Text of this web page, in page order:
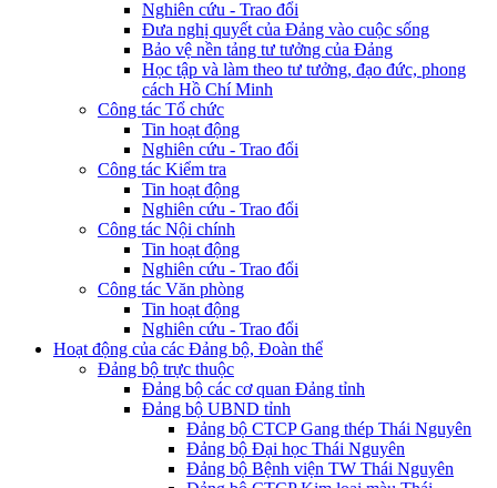
Nghiên cứu - Trao đổi
Đưa nghị quyết của Đảng vào cuộc sống
Bảo vệ nền tảng tư tưởng của Đảng
Học tập và làm theo tư tưởng, đạo đức, phong
cách Hồ Chí Minh
Công tác Tổ chức
Tin hoạt động
Nghiên cứu - Trao đổi
Công tác Kiểm tra
Tin hoạt động
Nghiên cứu - Trao đổi
Công tác Nội chính
Tin hoạt động
Nghiên cứu - Trao đổi
Công tác Văn phòng
Tin hoạt động
Nghiên cứu - Trao đổi
Hoạt động của các Đảng bộ, Đoàn thể
Đảng bộ trực thuộc
Đảng bộ các cơ quan Đảng tỉnh
Đảng bộ UBND tỉnh
Đảng bộ CTCP Gang thép Thái Nguyên
Đảng bộ Đại học Thái Nguyên
Đảng bộ Bệnh viện TW Thái Nguyên